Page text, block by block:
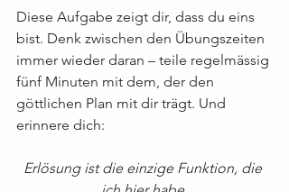
Diese Aufgabe zeigt dir, dass du eins
bist. Denk zwischen den Übungszeiten
immer wieder daran – teile regelmässig
fünf Minuten mit dem, der den
göttlichen Plan mit dir trägt. Und
erinnere dich:
Erlösung ist die einzige Funktion, die